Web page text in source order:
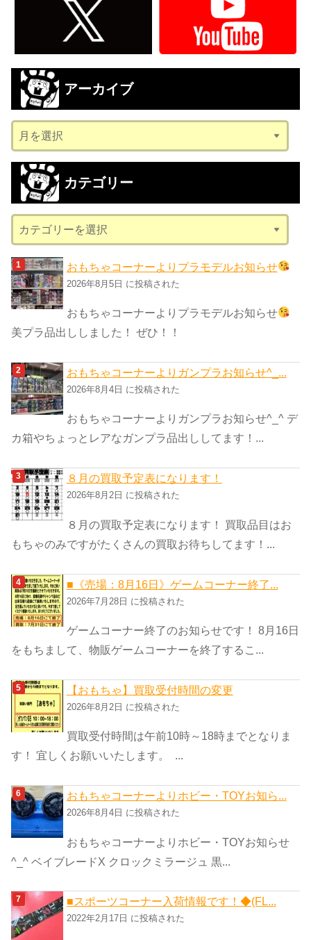
アーカイブ
ー
カ
ブ
カテゴリー
テ
ゴ
リ
ー
おもちゃコーナーよりプラモデルお知らせ
2026年8月5日 に投稿された
おもちゃコーナーよりプラモデルお知らせ
美プラ品出ししました！ ぜひ！！
おもちゃコーナーよりガンプラお知らせ^_...
2026年8月4日 に投稿された
おもちゃコーナーよりガンプラお知らせ^_^ デ
カ箱やちょっとレアなガンプラ品出ししてます！...
８月の買取予定表になります！
2026年8月2日 に投稿された
８月の買取予定表になります！ 買取品目はお
もちゃのみですがたくさんの買取お待ちしてます！...
■《売場：8月16日》ゲームコーナー終了...
2026年7月28日 に投稿された
ゲームコーナー終了のお知らせです！ 8月16日
をもちまして、物販ゲームコーナーを終了するこ...
【おもちゃ】買取受付時間の変更
2026年8月2日 に投稿された
買取受付時間は午前10時～18時までとなりま
す！ 宜しくお願いいたします。 ...
おもちゃコーナーよりホビー・TOYお知ら...
2026年8月4日 に投稿された
おもちゃコーナーよりホビー・TOYお知らせ
^_^ ベイブレードX クロックミラージュ 黒...
■スポーツコーナー入荷情報です！◆(FL...
2022年2月17日 に投稿された